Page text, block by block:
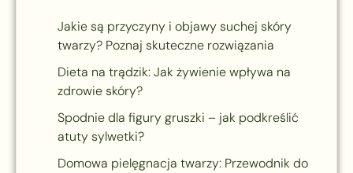
Jakie są przyczyny i objawy suchej skóry
twarzy? Poznaj skuteczne rozwiązania
Dieta na trądzik: Jak żywienie wpływa na
zdrowie skóry?
Spodnie dla figury gruszki – jak podkreślić
atuty sylwetki?
Domowa pielęgnacja twarzy: Przewodnik do